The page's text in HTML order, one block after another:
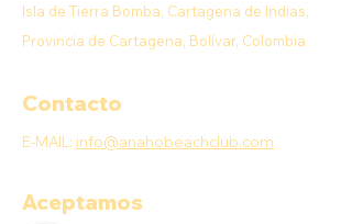
Isla de Tierra Bomba, Cartagena de Indias,
Provincia de Cartagena, Bolívar, Colombia
Contacto
E-MAIL: info@anahobeachclub.com
Aceptamos